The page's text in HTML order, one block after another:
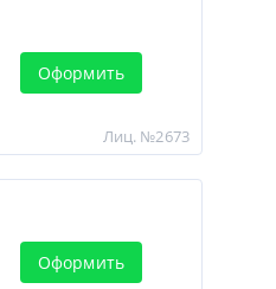
Оформить
Лиц. №2673
Оформить